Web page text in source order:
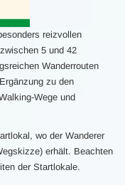
reizvollen
5 und 42
Wanderrouten
zu den
Wege und
wo der Wanderer
erhält. Beachten
der Startlokale.